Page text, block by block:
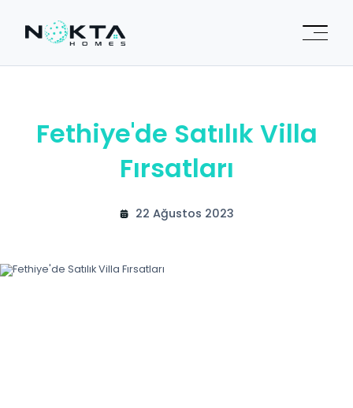
Fethiye'de Satılık Villa
Fırsatları
22 Ağustos 2023